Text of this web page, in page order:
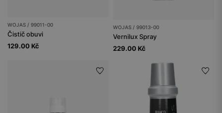
WOJAS / 99011-00
Čistič obuvi
129.00 Kč
WOJAS / 99013-00
Vernilux Spray
229.00 Kč